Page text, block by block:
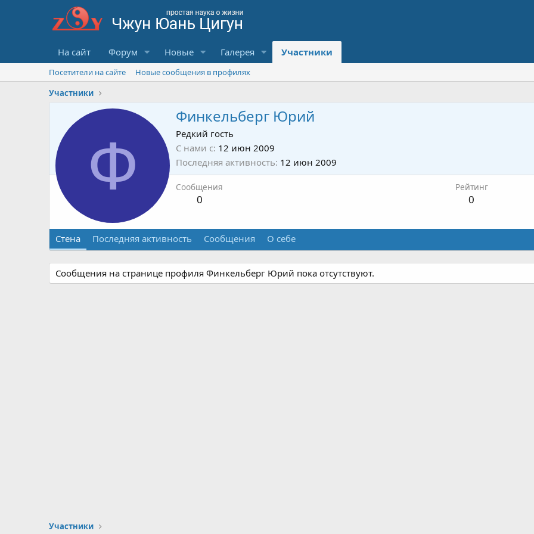
На сайт Форум Новые Галерея Участники
Посетители на сайте
Новые сообщения в профилях
Участники
Ф
Финкельберг Юрий
Редкий гость
С нами с 12 июн 2009
Последняя активность 12 июн 2009
Сообщения
0
Рейтинг
0
Стена Последняя активность Сообщения О себе
Сообщения на странице профиля Финкельберг Юрий пока отсутствуют.
Участники